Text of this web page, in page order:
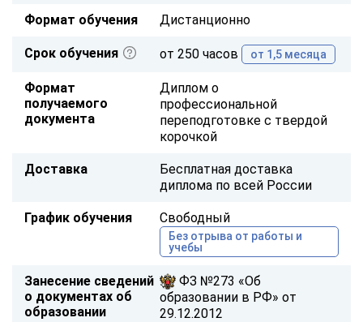
Формат обучения Дистанционно
Срок обучения от 250 часов от 1,5 месяца
Формат
получаемого
документа
Диплом о
профессиональной
переподготовке с твердой
корочкой
Доставка
Бесплатная доставка
диплома по всей России
График обучения Свободный
Без отрыва от работы и
учебы
Занесение сведений
о документах об
образовании
ФЗ №273 «Об
образовании в РФ» от
29.12.2012